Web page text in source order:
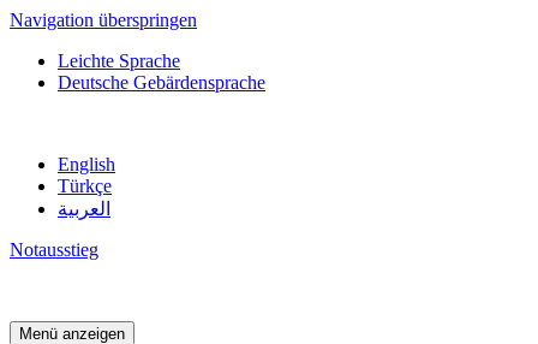
Navigation überspringen
Leichte Sprache
Deutsche Gebärdensprache
English
Türkçe
العربية
Notausstieg
Menü anzeigen